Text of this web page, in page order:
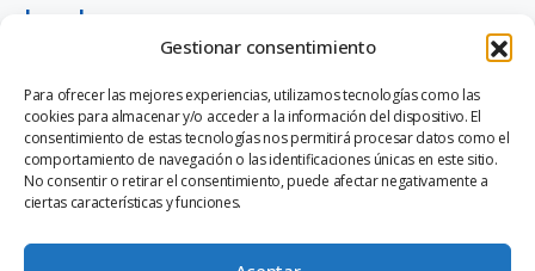
Gestionar consentimiento
Para ofrecer las mejores experiencias, utilizamos tecnologías como las
cookies para almacenar y/o acceder a la información del dispositivo. El
consentimiento de estas tecnologías nos permitirá procesar datos como el
comportamiento de navegación o las identificaciones únicas en este sitio.
No consentir o retirar el consentimiento, puede afectar negativamente a
ciertas características y funciones.
Legal
Manual de Prevención de Delitos
Código de Ética y Conducta Empresarial
Canal de Denuncias Ley 20.393